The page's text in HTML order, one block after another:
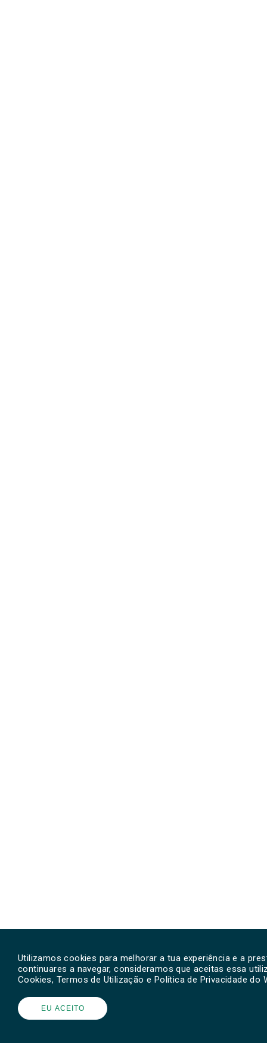
Utilizamos cookies para melhorar a tua experiência e a
continuares a navegar, consideramos que aceitas essa
Cookies, Termos de Utilização e Política de Privacidade do
EU ACEITO